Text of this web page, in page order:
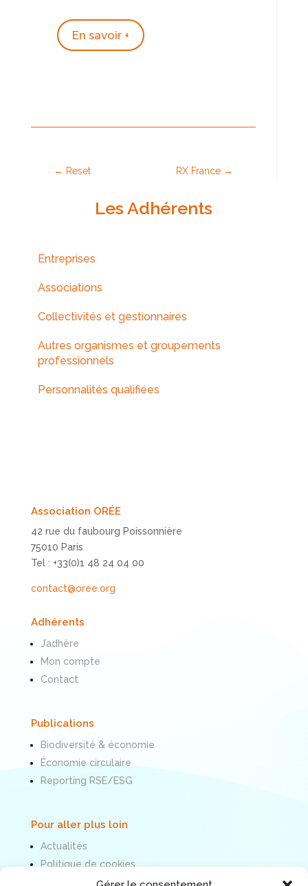
En savoir +
← Reset RX France →
Les Adhérents
Entreprises
Associations
Collectivités et gestionnaires
Autres organismes et groupements
professionnels
Personnalités qualifiées
Association ORÉE
42 rue du faubourg Poissonnière
75010 Paris
Tel : +33(0)1 48 24 04 00
contact@oree.org
Adhérents
J’adhère
Mon compte
Contact
Publications
Biodiversité & économie
Économie circulaire
Reporting RSE/ESG
Pour aller plus loin
Actualités
Politique de cookies
Mentions légales